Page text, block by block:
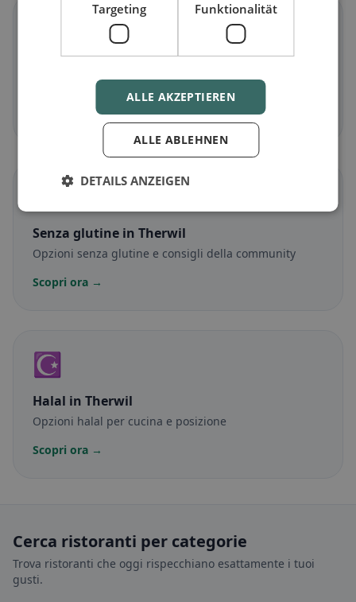
Piatti senza carne e classici vegetariani
Scopri ora →
Senza glutine in Therwil
Opzioni senza glutine e consigli della community
Scopri ora →
☪️
Halal in Therwil
Opzioni halal per cucina e posizione
Scopri ora →
Cerca ristoranti per categorie
Trova ristoranti che oggi rispecchiano esattamente i tuoi
gusti.
Targeting Funktionalität
ALLE AKZEPTIEREN
ALLE ABLEHNEN
DETAILS ANZEIGEN